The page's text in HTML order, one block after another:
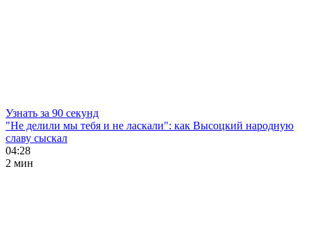
Узнать за 90 секунд
"Не делили мы тебя и не ласкали": как Высоцкий народную
славу сыскал
04:28
2 мин